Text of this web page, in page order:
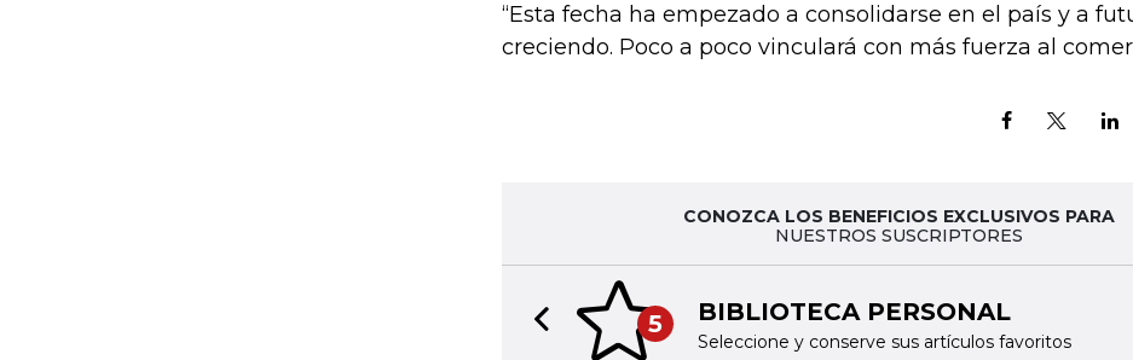
“Esta fecha ha empezado a consolidarse en el país y a
creciendo. Poco a poco vinculará con más fuerza al
CONOZCA LOS BENEFICIOS EXCLUSIVOS PARA
NUESTROS SUSCRIPTORES
5 BIBLIOTECA PERSONAL
Seleccione y conserve sus artículos favoritos
Previous slide